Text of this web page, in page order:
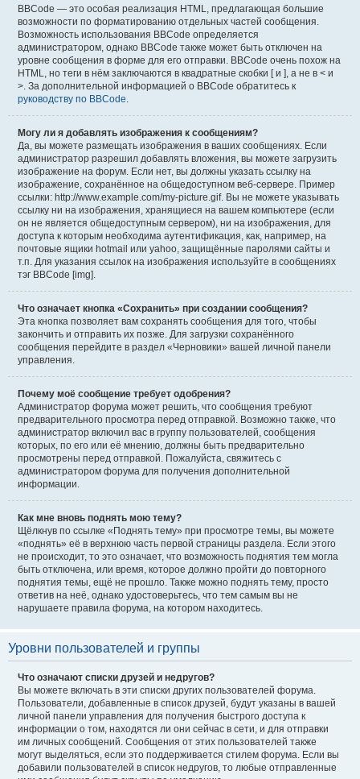
BBCode — это особая реализация HTML, предлагающая большие
возможности по форматированию отдельных частей сообщения.
Возможность использования BBCode определяется
администратором, однако BBCode также может быть отключен на
уровне сообщения в форме для его отправки. BBCode очень похож на
HTML, но теги в нём заключаются в квадратные скобки [ и ], а не в < и
>. За дополнительной информацией о BBCode обратитесь к
руководству по BBCode.
Могу ли я добавлять изображения к сообщениям?
Да, вы можете размещать изображения в ваших сообщениях. Если
администратор разрешил добавлять вложения, вы можете загрузить
изображение на форум. Если нет, вы должны указать ссылку на
изображение, сохранённое на общедоступном веб-сервере. Пример
ссылки: http://www.example.com/my-picture.gif. Вы не можете указывать
ссылку ни на изображения, хранящиеся на вашем компьютере (если
он не является общедоступным сервером), ни на изображения, для
доступа к которым необходима аутентификация, как, например, на
почтовые ящики hotmail или yahoo, защищённые паролями сайты и
т.п. Для указания ссылок на изображения используйте в сообщениях
тэг BBCode [img].
Что означает кнопка «Сохранить» при создании сообщения?
Эта кнопка позволяет вам сохранять сообщения для того, чтобы
закончить и отправить их позже. Для загрузки сохранённого
сообщения перейдите в раздел «Черновики» вашей личной панели
управления.
Почему моё сообщение требует одобрения?
Администратор форума может решить, что сообщения требуют
предварительного просмотра перед отправкой. Возможно также, что
администратор включил вас в группу пользователей, сообщения
которых, по его или её мнению, должны быть предварительно
просмотрены перед отправкой. Пожалуйста, свяжитесь с
администратором форума для получения дополнительной
информации.
Как мне вновь поднять мою тему?
Щёлкнув по ссылке «Поднять тему» при просмотре темы, вы можете
«поднять» её в верхнюю часть первой страницы раздела. Если этого
не происходит, то это означает, что возможность поднятия тем могла
быть отключена, или время, которое должно пройти до повторного
поднятия темы, ещё не прошло. Также можно поднять тему, просто
ответив на неё, однако удостоверьтесь, что тем самым вы не
нарушаете правила форума, на котором находитесь.
Уровни пользователей и группы
Что означают списки друзей и недругов?
Вы можете включать в эти списки других пользователей форума.
Пользователи, добавленные в список друзей, будут указаны в вашей
личной панели управления для получения быстрого доступа к
информации о том, находятся ли они сейчас в сети, и для отправки
им личных сообщений. Сообщения от этих пользователей также
могут выделяться, если это поддерживается стилем форума. Если вы
добавили пользователей в список недругов, то любые отправленные